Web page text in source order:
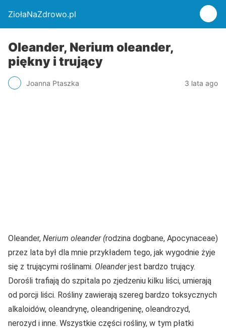
ZiołaNaZdrowo.pl
Oleander, Nerium oleander,
piękny i trujący
Joanna Ptaszka 3 lata ago
Oleander, Nerium oleander (rodzina dogbane, Apocynaceae)
przez lata był dla mnie przykładem tego, jak wygodnie żyje
się z trującymi roślinami. Oleanderjest bardzo trujący.
Dorośli trafiają do szpitala po zjedzeniu kilku liści, umierają
od porcji liści. Rośliny zawierają szereg bardzo toksycznych
alkaloidów, oleandrynę, oleandrigeninę, oleandrozyd,
nerozyd i inne. Wszystkie części rośliny, w tym płatki